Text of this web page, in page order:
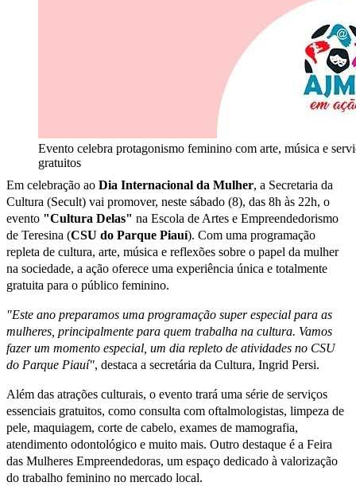
Evento celebra protagonismo feminino com arte, música e
gratuitos
Em celebração ao Dia Internacional da Mulher, a Secretaria da
Cultura (Secult) vai promover, neste sábado (8), das 8h às 22h, o
evento "Cultura Delas" na Escola de Artes e Empreendedorismo
de Teresina (CSU do Parque Piauí). Com uma programação
repleta de cultura, arte, música e reflexões sobre o papel da mulher
na sociedade, a ação oferece uma experiência única e totalmente
gratuita para o público feminino.
"Este ano preparamos uma programação super especial para as
mulheres, principalmente para quem trabalha na cultura. Vamos
fazer um momento especial, um dia repleto de atividades no CSU
do Parque Piauí", destaca a secretária da Cultura, Ingrid Persi.
Além das atrações culturais, o evento trará uma série de serviços
essenciais gratuitos, como consulta com oftalmologistas, limpeza de
pele, maquiagem, corte de cabelo, exames de mamografia,
atendimento odontológico e muito mais. Outro destaque é a Feira
das Mulheres Empreendedoras, um espaço dedicado à valorização
do trabalho feminino no mercado local.